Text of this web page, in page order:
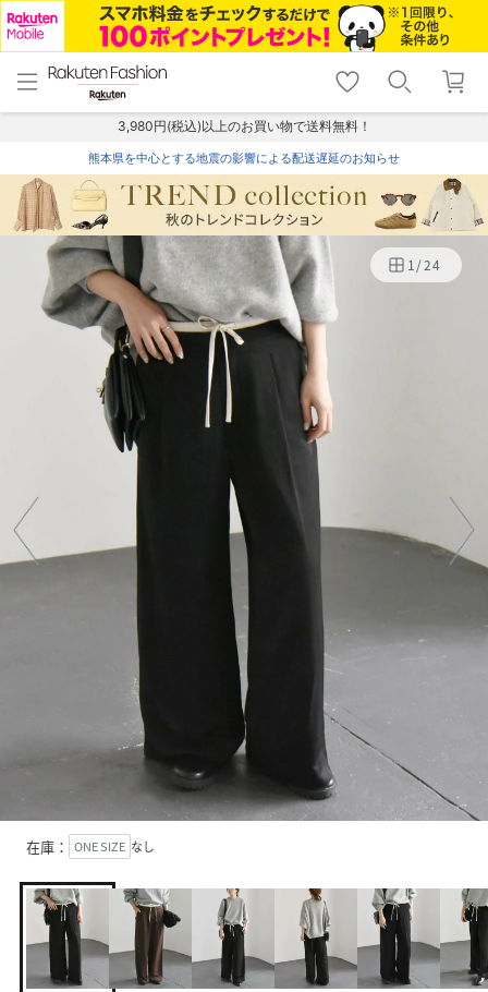
menu home
トップ
shopping_cart lock_outline
ログイン
3,980円(税込)以上のお買い物で送料無料！
熊本県を中心とする地震の影響による配送遅延のお知らせ
1/24
在庫： ONE SIZE なし